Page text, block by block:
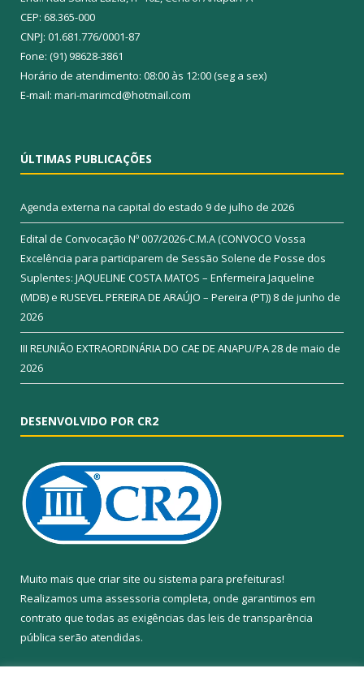
CEP: 68.365-000
CNPJ: 01.681.776/0001-87
Fone: (91) 98628-3861
Horário de atendimento: 08:00 às 12:00 (seg a sex)
E-mail: mari-marimcd@hotmail.com
ÚLTIMAS PUBLICAÇÕES
Agenda externa na capital do estado 9 de julho de 2026
Edital de Convocação Nº 007/2026-C.M.A (CONVOCO Vossa
Excelência para participarem de Sessão Solene de Posse dos
Suplentes: JAQUELINE COSTA MATOS – Enfermeira Jaqueline
(MDB) e RUSEVEL PEREIRA DE ARAÚJO – Pereira (PT)) 8 de junho de
2026
III REUNIÃO EXTRAORDINÁRIA DO CAE DE ANAPU/PA28 de maio de
2026
DESENVOLVIDO POR CR2
Muito mais que criar site ou sistema para prefeituras!
Realizamos uma assessoria completa, onde garantimos em
contrato que todas as exigências das leis de transparência
pública serão atendidas.